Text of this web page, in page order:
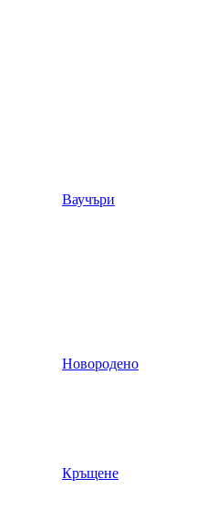
Ваучъри
Новородено
Кръщене